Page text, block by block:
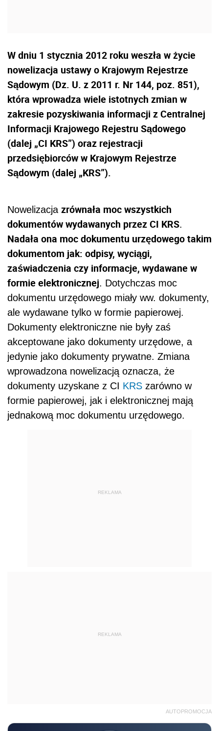
W dniu 1 stycznia 2012 roku weszła w życie
nowelizacja ustawy o Krajowym Rejestrze
Sądowym (Dz. U. z 2011 r. Nr 144, poz. 851),
która wprowadza wiele istotnych zmian w
zakresie pozyskiwania informacji z Centralnej
Informacji Krajowego Rejestru Sądowego
(dalej „CI KRS”) oraz rejestracji
przedsiębiorców w Krajowym Rejestrze
Sądowym (dalej „KRS”).
Nowelizacja zrównała moc wszystkich
dokumentów wydawanych przez CI KRS.
Nadała ona moc dokumentu urzędowego takim
dokumentom jak: odpisy, wyciągi,
zaświadczenia czy informacje, wydawane w
formie elektronicznej. Dotychczas moc
dokumentu urzędowego miały ww. dokumenty,
ale wydawane tylko w formie papierowej.
Dokumenty elektroniczne nie były zaś
akceptowane jako dokumenty urzędowe, a
jedynie jako dokumenty prywatne. Zmiana
wprowadzona nowelizacją oznacza, że
dokumenty uzyskane z CI KRS zarówno w
formie papierowej, jak i elektronicznej mają
jednakową moc dokumentu urzędowego.
REKLAMA
REKLAMA
AUTOPROMOCJA